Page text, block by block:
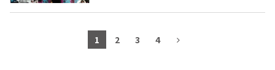
1 2 3 4